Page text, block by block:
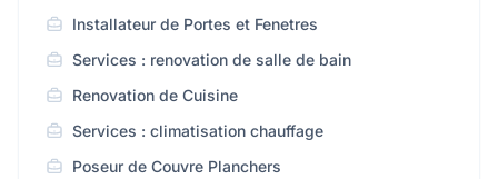
Installateur de Portes et Fenetres
Services : renovation de salle de bain
Renovation de Cuisine
Services : climatisation chauffage
Poseur de Couvre Planchers